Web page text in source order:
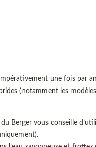
une fois par
(notamment les
Berger vous conseille